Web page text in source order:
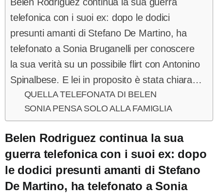
telefonica con i suoi ex: dopo le dodici
presunti amanti di Stefano De Martino, ha
telefonato a Sonia Bruganelli per conoscere
la sua verità su un possibile flirt con Antonino
Spinalbese. E lei in proposito è stata chiara…
QUELLA TELEFONATA DI BELEN
SONIA PENSA SOLO ALLA FAMIGLIA
Belen Rodriguez continua la sua
guerra telefonica con i suoi ex: dopo
le dodici presunti amanti di Stefano
De Martino, ha telefonato a Sonia